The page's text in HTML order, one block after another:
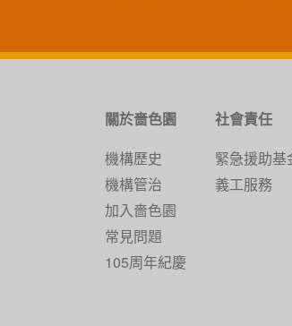
可頌家居照顧及支援服務隊
可慶健康服務中心
關於嗇色園
機構歷史
機構管治
加入嗇色園
常見問題
105周年紀慶
社會責任
緊急援助基
義工服務